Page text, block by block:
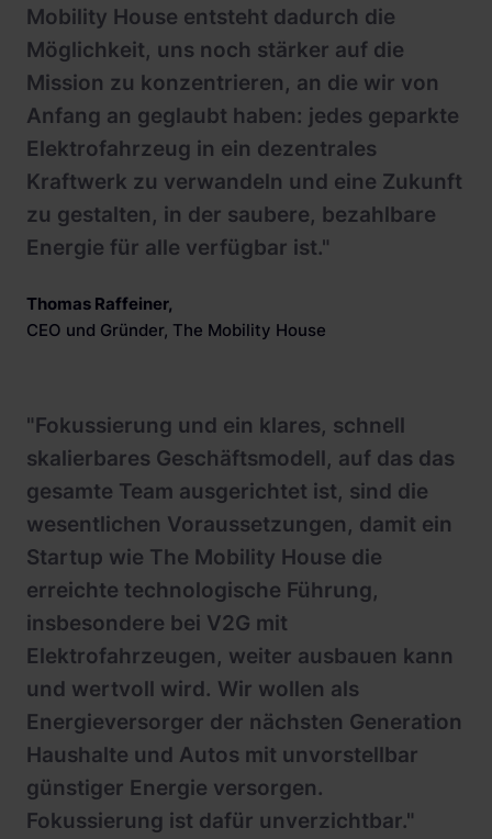
Mobility House entsteht dadurch die
Möglichkeit, uns noch stärker auf die
Mission zu konzentrieren, an die wir von
Anfang an geglaubt haben: jedes geparkte
Elektrofahrzeug in ein dezentrales
Kraftwerk zu verwandeln und eine Zukunft
zu gestalten, in der saubere, bezahlbare
Energie für alle verfügbar ist."
Thomas Raffeiner,
CEO und Gründer, The Mobility House
"Fokussierung und ein klares, schnell
skalierbares Geschäftsmodell, auf das das
gesamte Team ausgerichtet ist, sind die
wesentlichen Voraussetzungen, damit ein
Startup wie The Mobility House die
erreichte technologische Führung,
insbesondere bei V2G mit
Elektrofahrzeugen, weiter ausbauen kann
und wertvoll wird. Wir wollen als
Energieversorger der nächsten Generation
Haushalte und Autos mit unvorstellbar
günstiger Energie versorgen.
Fokussierung ist dafür unverzichtbar."